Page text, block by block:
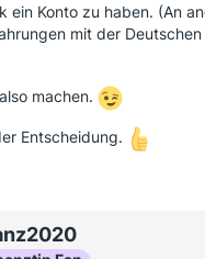
ein Konto zu haben. (An
mit der
machen.
Entscheidung.